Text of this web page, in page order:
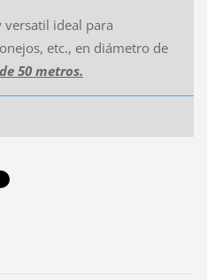
ideal para
etc., en diámetro de
50 metros.